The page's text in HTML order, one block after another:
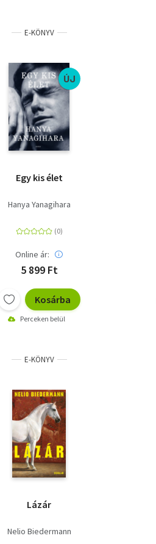
E-KÖNYV
ÚJ
Egy kis élet
Hanya Yanagihara
Online ár:
5 899 Ft
Kosárba
Perceken belül
E-KÖNYV
Lázár
Nelio Biedermann